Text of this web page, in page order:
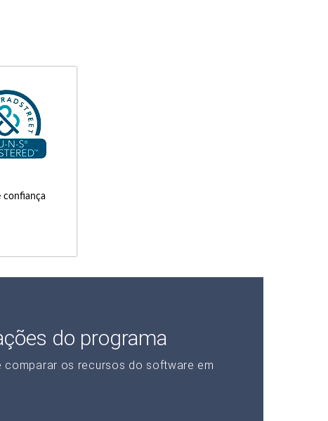
confiança
do programa
comparar os recursos do software em